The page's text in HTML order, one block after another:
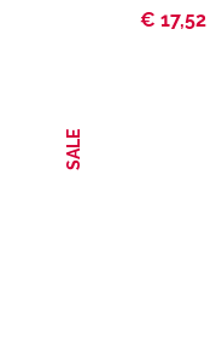
€ 17,52
SALE